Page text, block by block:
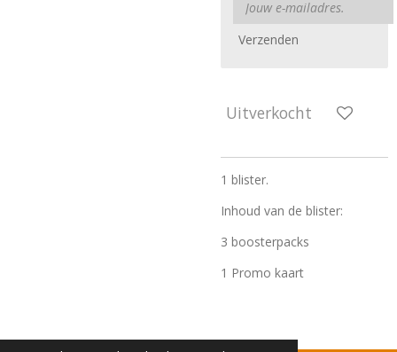
Verzenden
Uitverkocht
1 blister.
Inhoud van de blister:
3 boosterpacks
1 Promo kaart